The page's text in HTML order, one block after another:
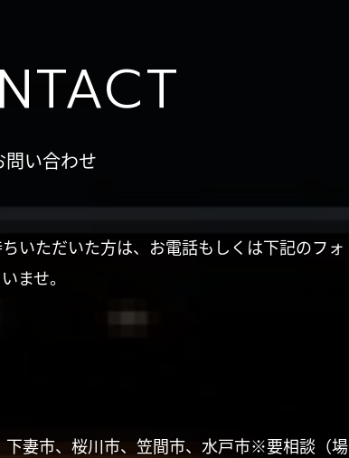
問い合わせ
いただいた方は、お電話もしくは下記のフォ
ませ。
妻市、桜川市、笠間市、水戸市※要相談（場